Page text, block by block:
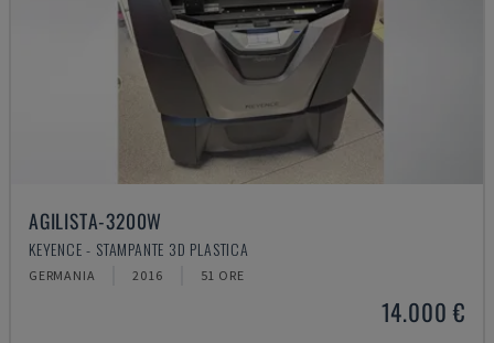
AGILISTA-3200W
KEYENCE - STAMPANTE 3D PLASTICA
GERMANIA 2016 51 ORE
14.000 €